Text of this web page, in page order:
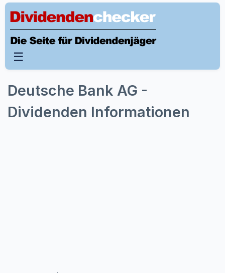
☰
Deutsche Bank AG -
Dividenden Informationen